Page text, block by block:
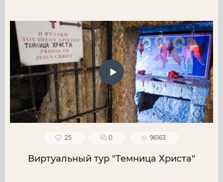
25 0 96163
Виртуальный тур "Темница Христа"